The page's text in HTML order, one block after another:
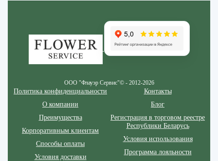
ООО "Флауэр Сервис"© - 2012-2026
Политика конфиденциальности
О компании
Преимущества
Корпоративным клиентам
Способы оплаты
Условия доставки
Контакты
Блог
Регистрация в торговом реестре
Республики Беларусь
Условия использования
Программа лояльности